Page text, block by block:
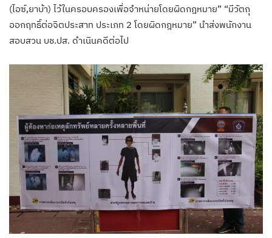
(ไอซ์,ยาบ้า) ไว้ในครอบครองเพื่อจำหน่ายโดยผิดกฎหมาย” “มีวัตถุ
ออกฤทธิ์ต่อจิตประสาท ประเภท 2 โดยผิดกฎหมาย” นำส่งพนักงาน
สอบสวน บช.ปส. ดำเนินคดีต่อไป